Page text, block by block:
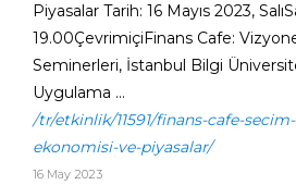
Piyasalar Tarih: 16 Mayıs 2023,
19.00ÇevrimiçiFinans Cafe:
Seminerleri, İstanbul Bilgi
Uygulama ...
/tr/etkinlik/11591/finans-cafe-
ekonomisi-ve-piyasalar/
16 May 2023